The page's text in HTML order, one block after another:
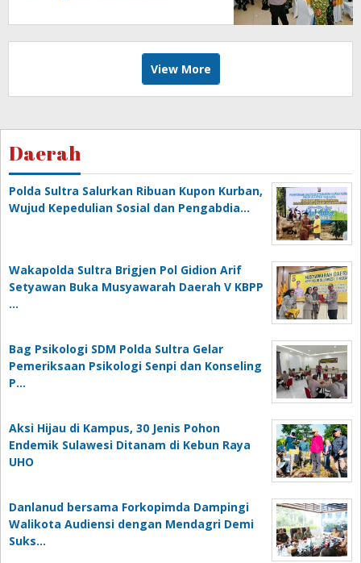
View More
Daerah
Polda Sultra Salurkan Ribuan Kupon Kurban,
Wujud Kepedulian Sosial dan Pengabdia…
Wakapolda Sultra Brigjen Pol Gidion Arif
Setyawan Buka Musyawarah Daerah V KBPP
…
Bag Psikologi SDM Polda Sultra Gelar
Pemeriksaan Psikologi Senpi dan Konseling
P…
‎Aksi Hijau di Kampus, 30 Jenis Pohon
Endemik Sulawesi Ditanam di Kebun Raya
UHO
Danlanud bersama Forkopimda Dampingi
Walikota Audiensi dengan Mendagri Demi
Suks…